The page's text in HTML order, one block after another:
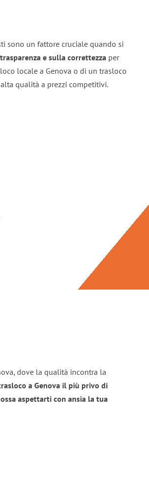
sono un fattore cruciale quando si
trasparenza e sulla correttezza per
locale a Genova o di un trasloco
qualità a prezzi competitivi.
dove la qualità incontra la
a Genova il più privo di
aspettarti con ansia la tua